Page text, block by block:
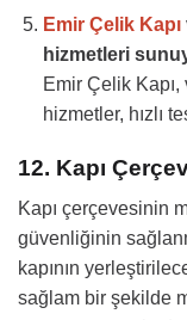
Emir Çelik Kapı
hizmetleri
Emir Çelik Kapı,
hizmetler, hızlı
12. Kapı
Kapı çerçevesinin
güvenliğinin
kapının
sağlam bir şekilde